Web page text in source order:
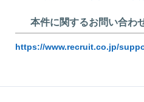
本件に関するお問い合わ
https://www.recruit.co.jp/